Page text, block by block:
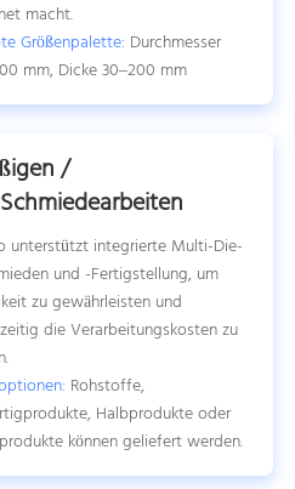
macht.
Größenpalette: Durchmesser
mm, Dicke 30–200 mm
/
unterstützt integrierte Multi-Die-
und -Fertigstellung, um
zu gewährleisten und
die Verarbeitungskosten zu
Rohstoffe,
Halbprodukte oder
können geliefert werden.